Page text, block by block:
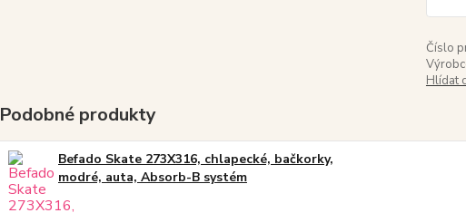
Číslo
Hlídat
Podobné produkty
Befado Skate 273X316, chlapecké, bačkorky,
modré, auta, Absorb-B systém